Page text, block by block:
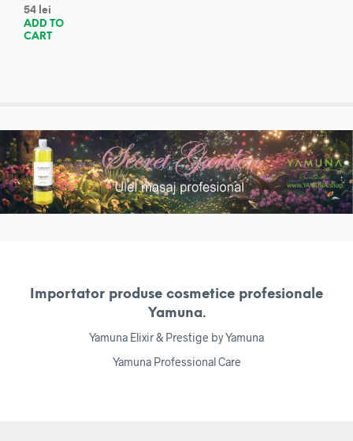
54 lei
ADD TO
CART
Importator produse cosmetice profesionale
Yamuna.
Yamuna Elixir & Prestige by Yamuna
Yamuna Professional Care